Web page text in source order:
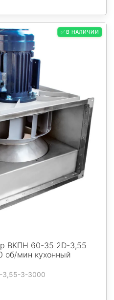
✅ В НАЛИЧИИ
ВКПН 60-35 2D-3,55
об/мин кухонный
3,55-3-3000